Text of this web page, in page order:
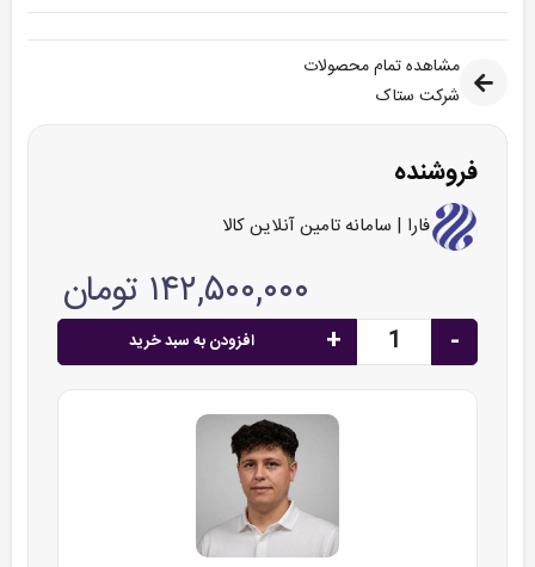
مشاهده تمام محصولات
شرکت ستاک
فروشنده
فارا | سامانه تامین آنلاین کالا
۱۴۲,۵۰۰,۰۰۰ تومان
-
+ افزودن به سبد خرید